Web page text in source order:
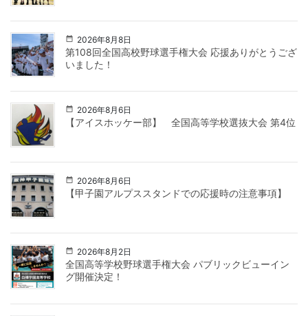
2026年8月8日
第108回全国高校野球選手権大会 応援ありがとうござ
いました！
2026年8月6日
【アイスホッケー部】 全国高等学校選抜大会 第4位
2026年8月6日
【甲子園アルプススタンドでの応援時の注意事項】
2026年8月2日
全国高等学校野球選手権大会 パブリックビューイン
グ開催決定！